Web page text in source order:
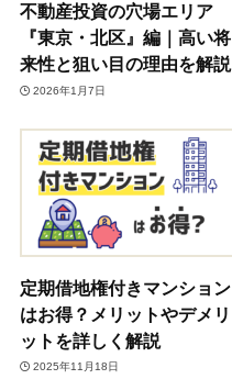
不動産投資の穴場エリア
『東京・北区』編｜高い将
来性と狙い目の理由を解説
2026年1月7日
定期借地権付きマンション
はお得？メリットやデメリ
ットを詳しく解説
2025年11月18日